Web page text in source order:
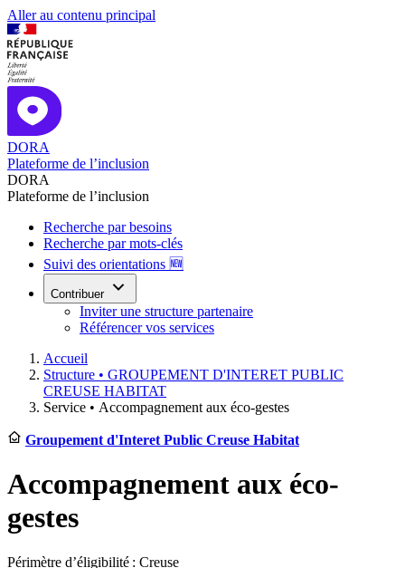
Aller au contenu principal
DORA
Plateforme de l’inclusion
DORA
Plateforme de l’inclusion
Recherche par besoins
Recherche par mots-clés
Suivi des orientations 🆕
Contribuer
Inviter une structure partenaire
Référencer vos services
Accueil
Structure • GROUPEMENT D'INTERET PUBLIC
CREUSE HABITAT
Service • Accompagnement aux éco-gestes
Groupement d'Interet Public Creuse Habitat
Accompagnement aux éco-
gestes
Périmètre d’éligibilité : Creuse